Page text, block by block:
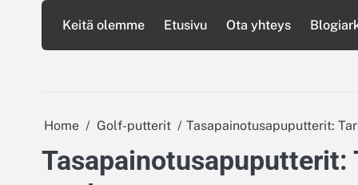
content
Keitä olemme Etusivu Ota yhteys
Home Golf-putterit Tasapainotusapuputterit:
Tasapainotusapuputterit: